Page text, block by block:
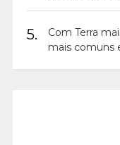
5.
Com Terra
mais comuns